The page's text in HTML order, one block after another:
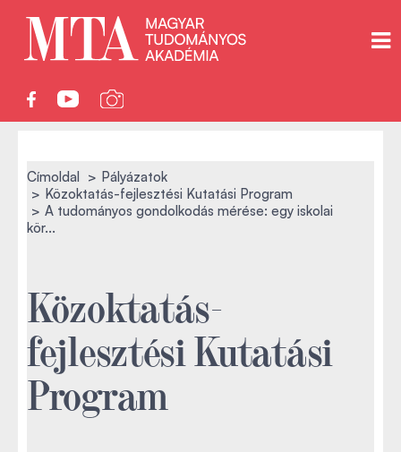
Címoldal
Pályázatok
Közoktatás-fejlesztési Kutatási Program
A tudományos gondolkodás mérése: egy iskolai
kör...
Közoktatás-
fejlesztési Kutatási
Program